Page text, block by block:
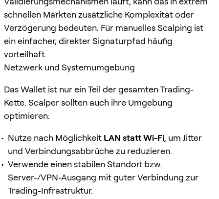
schnellen Märkten zusätzliche Komplexität oder
Verzögerung bedeuten. Für manuelles Scalping ist
ein einfacher, direkter Signaturpfad häufig
vorteilhaft.
Netzwerk und Systemumgebung
Das Wallet ist nur ein Teil der gesamten Trading-
Kette. Scalper sollten auch ihre Umgebung
optimieren:
Nutze nach Möglichkeit LAN statt Wi-Fi, um Jitter
und Verbindungsabbrüche zu reduzieren.
Verwende einen stabilen Standort bzw.
Server-/VPN-Ausgang mit guter Verbindung zur
Trading-Infrastruktur.